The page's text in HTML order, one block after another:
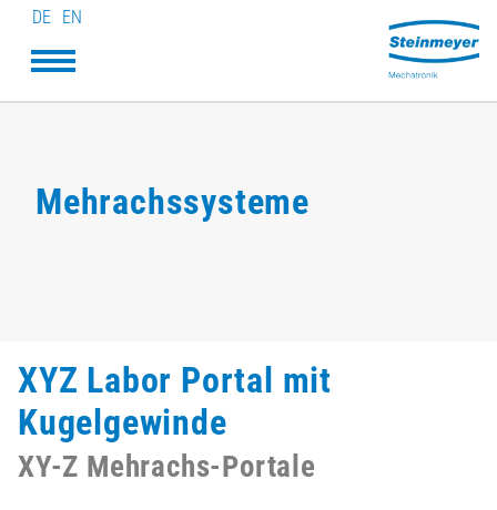
DE EN
Mehrachssysteme
XYZ Labor Portal mit
Kugelgewinde
XY-Z Mehrachs-Portale